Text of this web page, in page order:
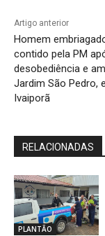
Artigo anterior
Homem
contido pela PM
desobediência e
Jardim São Pedro,
Ivaiporã
RELACIONADAS
PLANTÃO